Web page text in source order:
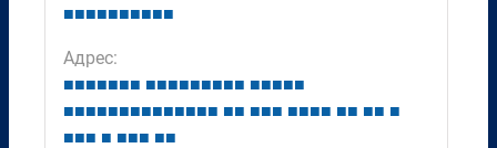
■■■■■■■■■■
Адрес:
■■■■■■■ ■■■■■■■■■ ■■■■■
■■■■■■■■■■■■■■ ■■ ■■■ ■■■■ ■■ ■■ ■
■■■ ■ ■■■ ■■